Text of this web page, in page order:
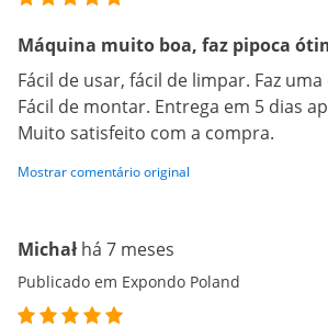
Máquina muito boa, faz pipoca
Fácil de usar, fácil de limpar. Faz
Fácil de montar. Entrega em 5 dias
Muito satisfeito com a compra.
Mostrar comentário original
Michał há 7 meses
Publicado em Expondo Poland